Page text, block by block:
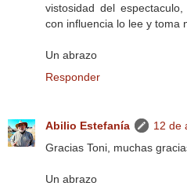
vistosidad del
con influencia lo lee y toma
Un abrazo
Responder
Abilio Estefanía
12 de
Gracias Toni, muchas
Un abrazo